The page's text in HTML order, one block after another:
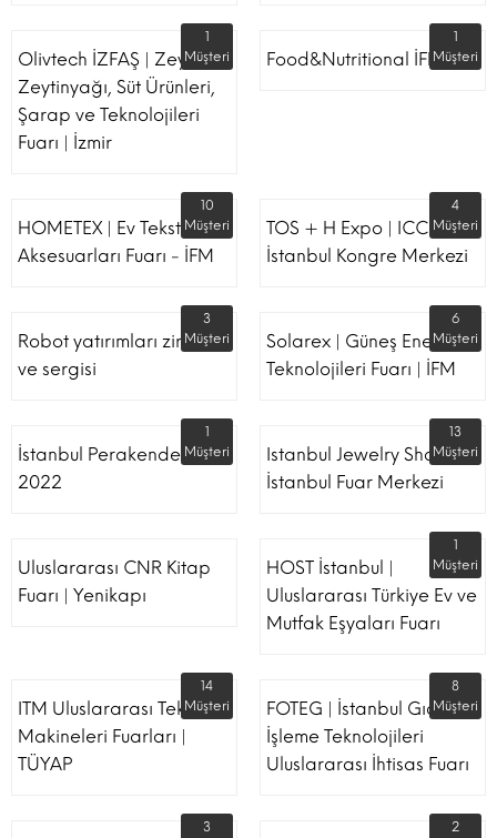
Olivtech İZFAŞ | Zeytin,
Zeytinyağı, Süt Ürünleri,
Şarap ve Teknolojileri
Fuarı | İzmir
1
Müşteri
Food&Nutritional İFM
1
Müşteri
HOMETEX | Ev Tekstili Ve
Aksesuarları Fuarı - İFM
10
Müşteri
TOS + H Expo | ICC -
İstanbul Kongre Merkezi
4
Müşteri
Robot yatırımları zirvesi
ve sergisi
3
Müşteri
Solarex | Güneş Enerjisi &
Teknolojileri Fuarı | İFM
6
Müşteri
İstanbul Perakende Fuarı
2022
1
Müşteri
Istanbul Jewelry Show |
İstanbul Fuar Merkezi
13
Müşteri
Uluslararası CNR Kitap
Fuarı | Yenikapı
HOST İstanbul |
Uluslararası Türkiye Ev ve
Mutfak Eşyaları Fuarı
1
Müşteri
ITM Uluslararası Tekstil
Makineleri Fuarları |
TÜYAP
14
Müşteri
FOTEG | İstanbul Gıda
İşleme Teknolojileri
Uluslararası İhtisas Fuarı
8
Müşteri
3
2